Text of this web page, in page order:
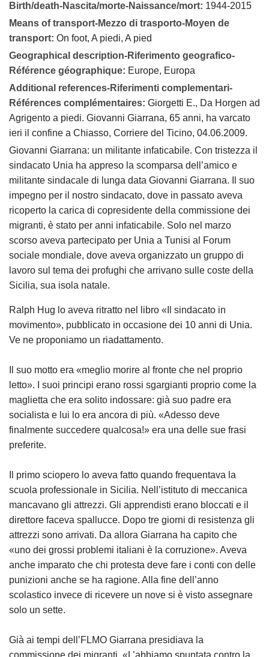
Birth/death-Nascita/morte-Naissance/mort: 1944-2015
Means of transport-Mezzo di trasporto-Moyen de
transport: On foot, A piedi, A pied
Geographical description-Riferimento geografico-
Référence géographique: Europe, Europa
Additional references-Riferimenti complementari-
Références complémentaires: Giorgetti E., Da Horgen ad
Agrigento a piedi. Giovanni Giarrana, 65 anni, ha varcato
ieri il confine a Chiasso, Corriere del Ticino, 04.06.2009.
Giovanni Giarrana: un militante infaticabile. Con tristezza il
sindacato Unia ha appreso la scomparsa dell’amico e
militante sindacale di lunga data Giovanni Giarrana. Il suo
impegno per il nostro sindacato, dove in passato aveva
ricoperto la carica di copresidente della commissione dei
migranti, è stato per anni infaticabile. Solo nel marzo
scorso aveva partecipato per Unia a Tunisi al Forum
sociale mondiale, dove aveva organizzato un gruppo di
lavoro sul tema dei profughi che arrivano sulle coste della
Sicilia, sua isola natale.
Ralph Hug lo aveva ritratto nel libro «Il sindacato in
movimento», pubblicato in occasione dei 10 anni di Unia.
Ve ne proponiamo un riadattamento.
Il suo motto era «meglio morire al fronte che nel proprio
letto». I suoi principi erano rossi sgargianti proprio come la
maglietta che era solito indossare: già suo padre era
socialista e lui lo era ancora di più. «Adesso deve
finalmente succedere qualcosa!» era una delle sue frasi
preferite.
Il primo sciopero lo aveva fatto quando frequentava la
scuola professionale in Sicilia. Nell’istituto di meccanica
mancavano gli attrezzi. Gli apprendisti erano bloccati e il
direttore faceva spallucce. Dopo tre giorni di resistenza gli
attrezzi sono arrivati. Da allora Giarrana ha capito che
«uno dei grossi problemi italiani è la corruzione». Aveva
anche imparato che chi protesta deve fare i conti con delle
punizioni anche se ha ragione. Alla fine dell’anno
scolastico invece di ricevere un nove si è visto assegnare
solo un sette.
Già ai tempi dell’FLMO Giarrana presidiava la
commissione dei migranti. «L’abbiamo spuntata contro la